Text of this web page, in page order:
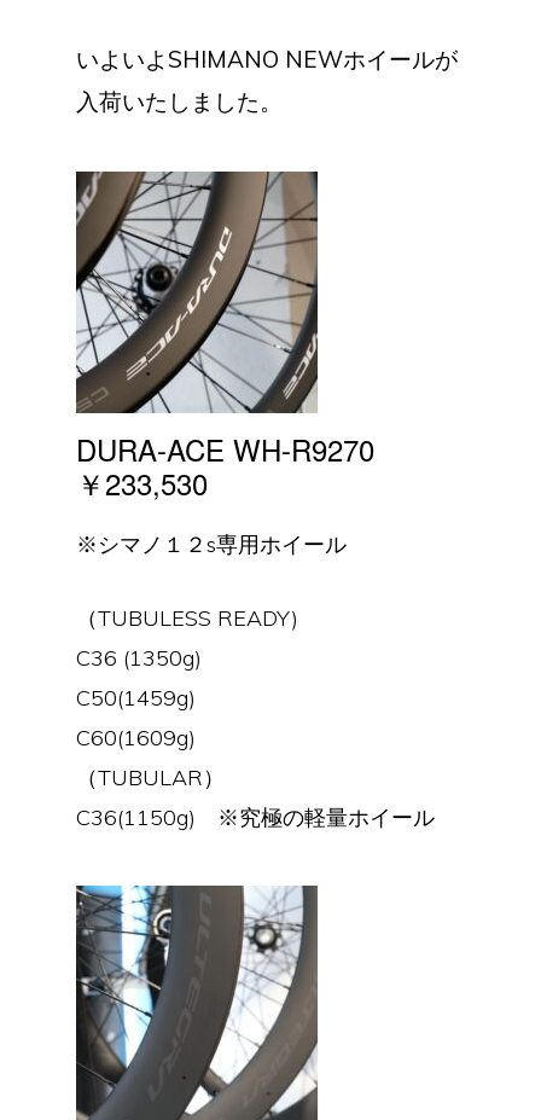
いよいよSHIMANO NEWホイールが
入荷いたしました。
DURA-ACE WH-R9270
￥233,530
※シマノ１２s専用ホイール
（TUBULESS READY)
C36 (1350g)
C50(1459g)
C60(1609g)
（TUBULAR）
C36(1150g) ※究極の軽量ホイール